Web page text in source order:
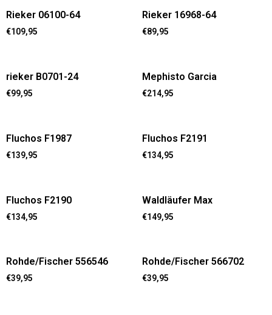
Rieker 06100-64
€109,95
Rieker 16968-64
€89,95
rieker B0701-24
€99,95
Mephisto Garcia
€214,95
Fluchos F1987
€139,95
Fluchos F2191
€134,95
Fluchos F2190
€134,95
Waldläufer Max
€149,95
Rohde/Fischer 556546
€39,95
Rohde/Fischer 566702
€39,95